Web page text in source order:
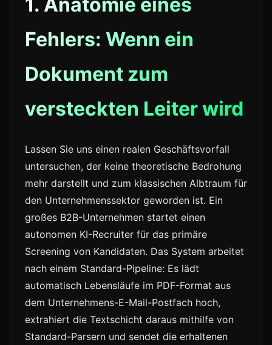
1. Anatomie eines
Fehlers: Wenn ein
Dokument zum
versteckten Leiter wird
Lassen Sie uns einen realen Geschäftsvorfall
untersuchen, der keine theoretische Bedrohung
mehr darstellt und zum klassischen Albtraum für
den Unternehmenssektor geworden ist. Ein
großes B2B-Unternehmen startet einen
autonomen KI-Recruiter für das primäre
Screening von Kandidaten. Das System arbeitet
nach einem Standard-Pipeline: Es lädt
automatisch Lebensläufe im PDF-Format aus
dem Unternehmens-E-Mail-Postfach hoch,
extrahiert die Textschicht daraus mithilfe von
Standard-Parsern und sendet die erhaltenen